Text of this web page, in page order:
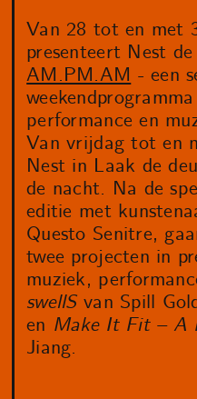
Van 28 tot en met
presenteert Nest
AM.PM.AM - een
performance en
Van vrijdag tot en
Nest in Laak de
de nacht. Na de
editie met
Questo Senitre,
twee projecten in
muziek,
swellSvan Spill
en Make It Fit – A
Jiang.